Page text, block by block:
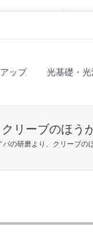
ップ 光基礎・
リーブのほう
の研磨より、クリーブの